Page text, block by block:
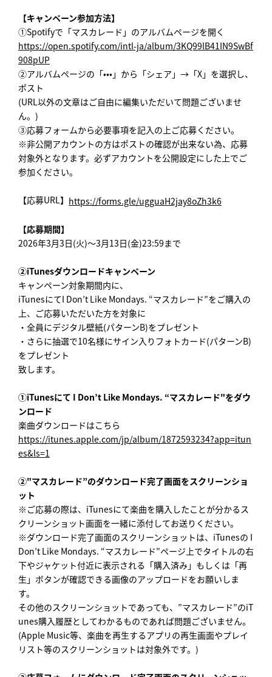
【キャンペーン参加方法】
①Spotifyで「マスカレード」のアルバムページを開く
https://open.spotify.com/intl-ja/album/3KQ99lB41IN9SwBf
908pUP
②アルバムページの「•••」から「シェア」→「X」を選択し、
ポスト
(URL以外の文章はご自由に編集いただいて問題ございませ
ん。)
③応募フォームから必要事項を記入の上ご応募ください。
※非公開アカウントの方はポストの確認が出来ない為、応募
対象外となります。必ずアカウントを公開設定にした上でご
参加ください。
【応募URL】 https://forms.gle/ugguaH2jay8oZh3k6
【応募期間】
2026年3月3日(火)～3月13日(金)23:59まで
②iTunesダウンロードキャンペーン
キャンペーン対象期間内に、
iTunesにてI Don’t Like Mondays. “マスカレード”をご購入の
上、ご応募いただいた方を対象に
・全員にデジタル壁紙(パターンB)をプレゼント
・さらに抽選で10名様にサイン入りフォトカード(パターンB)
をプレゼント
致します。
①iTunesにて I Don’t Like Mondays. “マスカレード"をダウ
ンロード
楽曲ダウンロードはこちら
https://itunes.apple.com/jp/album/1872593234?app=itun
es&ls=1
②"マスカレード”のダウンロード完了画面をスクリーンショ
ット
※ご応募の際は、iTunesにて楽曲を購入したことが分かるス
クリーンショット画面を一緒に添付してお送りください。
※ダウンロード完了画面のスクリーンショットは、iTunesの I
Don’t Like Mondays. “マスカレード”ページ上でタイトルの右
下やジャケット付近に表示される「購入済み」もしくは「再
生」ボタンが確認できる画像のアップロードをお願いしま
す。
その他のスクリーンショットであっても、”マスカレード”のiT
unes購入履歴としてわかるものであれば問題ございません。
(Apple Music等、楽曲を再生するアプリの再生画面やプレイ
リスト等のスクリーンショットは対象外です。)